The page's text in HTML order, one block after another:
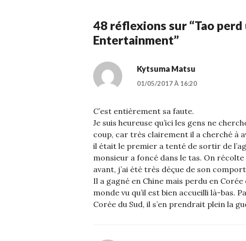
48 réflexions sur “Tao
Entertainment”
Kytsuma Matsu
01/05/2017 À 16:20
C’est entièrement sa faute.
Je suis heureuse qu’ici les gens ne
coup, car très clairement il a cherché à
il était le premier a tenté de sortir de
monsieur a foncé dans le tas. On récolte
avant, j’ai été très déçue de son
Il a gagné en Chine mais perdu en
monde vu qu’il est bien accueilli là-bas.
Corée du Sud, il s’en prendrait plein la